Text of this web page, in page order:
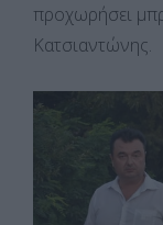
προχωρήσει
Κατσιαντώνης.